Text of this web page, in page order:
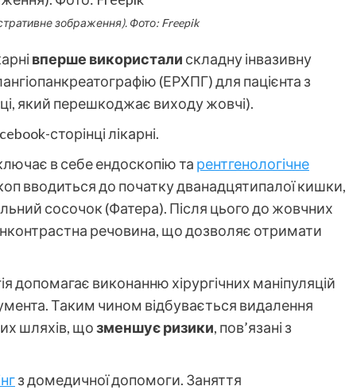
зображення). Фото: Freepik
вперше використали складну інвазивну
(ЕРХПГ) для пацієнта з
який перешкоджає виходу жовчі).
сторінці лікарні.
в себе ендоскопію та рентгенологічне
вводиться до початку дванадцятипалої кишки,
сосочок (Фатера). Після цього до жовчних
речовина, що дозволяє отримати
допомагає виконанню хірургічних маніпуляцій
Таким чином відбувається видалення
шляхів, щозменшує ризики, пов’язані з
з домедичної допомоги. Заняття